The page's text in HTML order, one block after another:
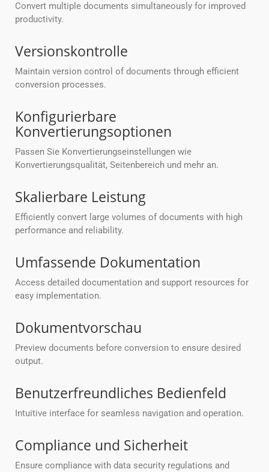
Convert multiple documents simultaneously for improved
productivity.
Versionskontrolle
Maintain version control of documents through efficient
conversion processes.
Konfigurierbare
Konvertierungsoptionen
Passen Sie Konvertierungseinstellungen wie
Konvertierungsqualität, Seitenbereich und mehr an.
Skalierbare Leistung
Efficiently convert large volumes of documents with high
performance and reliability.
Umfassende Dokumentation
Access detailed documentation and support resources for
easy implementation.
Dokumentvorschau
Preview documents before conversion to ensure desired
output.
Benutzerfreundliches Bedienfeld
Intuitive interface for seamless navigation and operation.
Compliance und Sicherheit
Ensure compliance with data security regulations and